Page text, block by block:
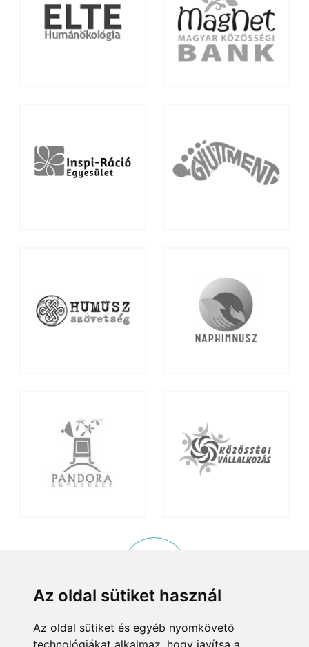
Az oldal sütiket használ
Az oldal sütiket és egyéb nyomkövető
technológiákat alkalmaz, hogy javítsa a
KISKÖZÖSSÉGI PROGRAM